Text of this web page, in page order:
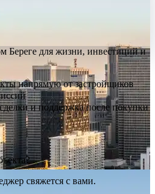
Береге для жизни, инвестиций и
напрямую от застройщиков
и поддержка после покупки
свяжется с вами.